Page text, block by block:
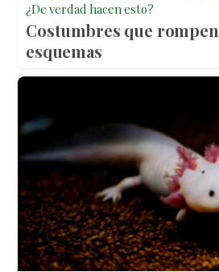
¿De verdad hacen esto?
Costumbres que
esquemas